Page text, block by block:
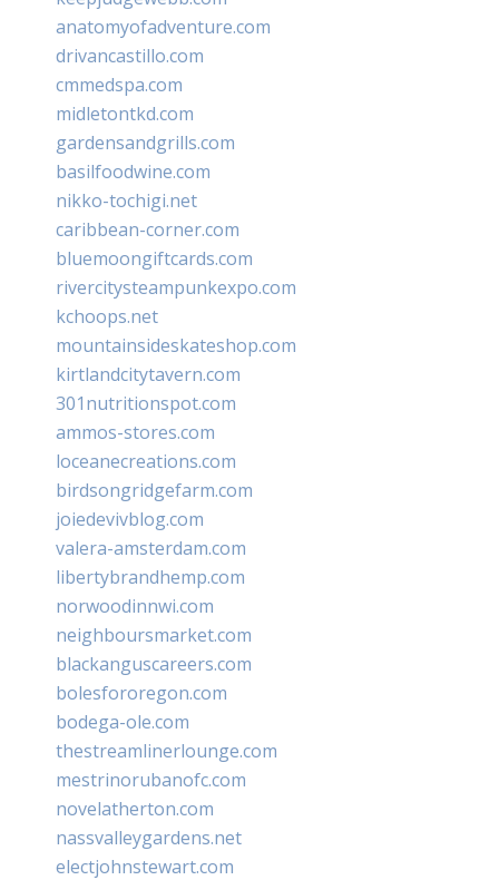
anatomyofadventure.com
drivancastillo.com
cmmedspa.com
midletontkd.com
gardensandgrills.com
basilfoodwine.com
nikko-tochigi.net
caribbean-corner.com
bluemoongiftcards.com
rivercitysteampunkexpo.com
kchoops.net
mountainsideskateshop.com
kirtlandcitytavern.com
301nutritionspot.com
ammos-stores.com
loceanecreations.com
birdsongridgefarm.com
joiedevivblog.com
valera-amsterdam.com
libertybrandhemp.com
norwoodinnwi.com
neighboursmarket.com
blackanguscareers.com
bolesfororegon.com
bodega-ole.com
thestreamlinerlounge.com
mestrinorubanofc.com
novelatherton.com
nassvalleygardens.net
electjohnstewart.com